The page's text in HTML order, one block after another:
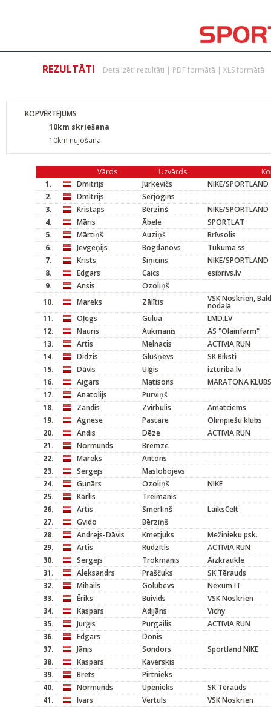
REZULTĀTI Detalizēti rezultāti | PDF formātā | XLS formātā
KOPVĒRTĒJUMS
10km skriešana
10km nūjošana
Vārds Uzvārds
1.
Dmitrijs Jurkevičs
NIKE/SPORTLAND
2.
Dmitrijs
Serjogins
3.
Kristaps Bērziņš
NIKE/SPORTLAND
4.
Māris Ābele
SPORTLAT
5.
Mārtiņš Auziņš
Brīvsolis
6.
Jevgeņijs Bogdanovs
Tukuma ss
7.
Krists Siņicins
NIKE/SPORTLAND
8.
Edgars Caics
esibrivs.lv
9.
Ansis
Ozoliņš
10.
Mareks Zālītis VSK Noskrien,
nodaļa
11.
Oļegs Gulua
LMD.LV
12.
Nauris Aukmanis
AS "Olainfarm"
13.
Artis Melnacis
ACTIVIA RUN
14.
Didzis Glušņevs
SK Biksti
15.
Dāvis Uļģis
izturiba.lv
16.
Aigars Matisons
MARATONA KLUBS
17.
Anatolijs
Purviņš
18.
Zandis Zvirbulis
Amatciems
19.
Agnese Pastare
Olimpiešu klubs
20.
Andis Dēze
ACTIVIA RUN
21.
Normunds
Bremze
22.
Mareks
Antons
23.
Sergejs
Maslobojevs
24.
Gunārs Ozoliņš
NIKE
25.
Kārlis
Treimanis
26.
Artis Smerliņš
LaiksCelt
27.
Gvido
Bērziņš
28.
Andrejs-Dāvis Kmetjuks
Mežinieku psk.
29.
Artis Rudzītis
ACTIVIA RUN
30.
Sergejs Trokmanis
Aizkraukle
31.
Aleksandrs Praščuks
SK Tērauds
32.
Mihails Golubevs
Nexum IT
33.
Ēriks Buivids
VSK Noskrien
34.
Kaspars Adijāns
Vichy
35.
Jurģis Purgailis
ACTIVIA RUN
36.
Edgars
Donis
37.
Jānis Sondors
Sportland NIKE
38.
Kaspars
Kaverskis
39.
Brets
Pirtnieks
40.
Normunds Upenieks
SK Tērauds
41.
Ivars Vertuls
VSK Noskrien